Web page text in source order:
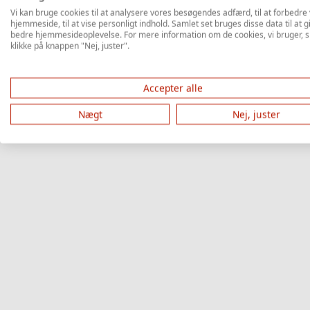
Vi kan bruge cookies til at analysere vores besøgendes adfærd, til at forbedre
hjemmeside, til at vise personligt indhold. Samlet set bruges disse data til at
bedre hjemmesideoplevelse. For mere information om de cookies, vi bruger,
klikke på knappen "Nej, juster".
Accepter alle
Nægt
Nej, juster